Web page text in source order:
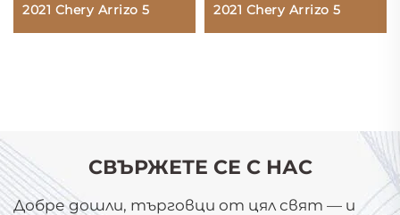
2021 Chery Arrizo 5 2021 Chery Arrizo 5
СВЪРЖЕТЕ СЕ С НАС
Добре дошли, търговци от цял свят — и